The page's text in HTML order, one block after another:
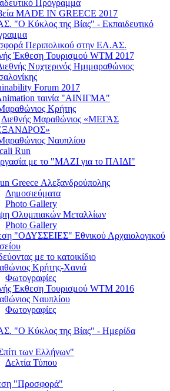
Πρόγραμμα
MADE IN GREECE 2017
"Ο Κύκλος της Βίας" - Εκπαιδευτικό
Περιπολικού στην ΕΛ.ΑΣ.
Έκθεση Τουρισμού WTM 2017
Νυχτερινός Ημιμαραθώνιος
Forum 2017
ταινία "ΑΙΝΙΓΜΑ"
Κρήτης
Διεθνής Μαραθώνιος «ΜΕΓΑΣ
Ναυπλίου
Run
με το "ΜΑΖΙ για το ΠΑΙΔΙ"
Greece Αλεξανδρούπολης
Δημοσιεύματα
Photo Gallery
Ολυμπιακών Μεταλλίων
Photo Gallery
"ΟΔΥΣΣΕΙΕΣ" Εθνικού Αρχαιολογικού
με το κατοικίδιο
Κρήτης-Χανιά
Φωτογραφίες
Έκθεση Τουρισμού WTM 2016
Ναυπλίου
Φωτογραφίες
"Ο Κύκλος της Βίας" - Ημερίδα
των Ελλήνων"
Δελτία Τύπου
"Προσφορά"